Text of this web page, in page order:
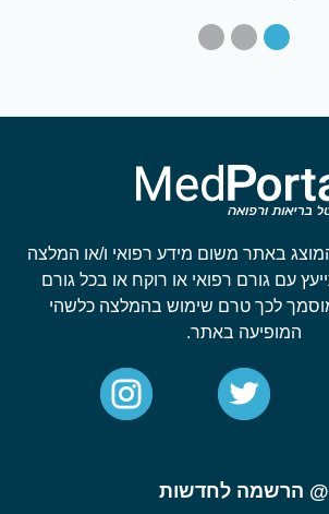
באתר משום מידע רפואי ו/או המלצה
עם גורם רפואי או רוקח או בכל גורם
לכך טרם שימוש בהמלצה כלשהי
המופיעה באתר.
@ הרשמה לחדשות